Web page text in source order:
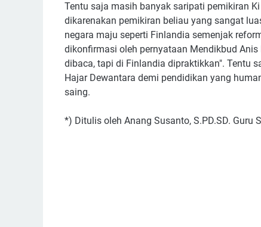
Tentu saja masih banyak saripati pemikiran
dikarenakan pemikiran beliau yang sangat
negara maju seperti Finlandia semenjak
dikonfirmasi oleh pernyataan Mendikbud
dibaca, tapi di Finlandia dipraktikkan". Tentu
Hajar Dewantara demi pendidikan yang
saing.
*) Ditulis oleh Anang Susanto, S.PD.SD.